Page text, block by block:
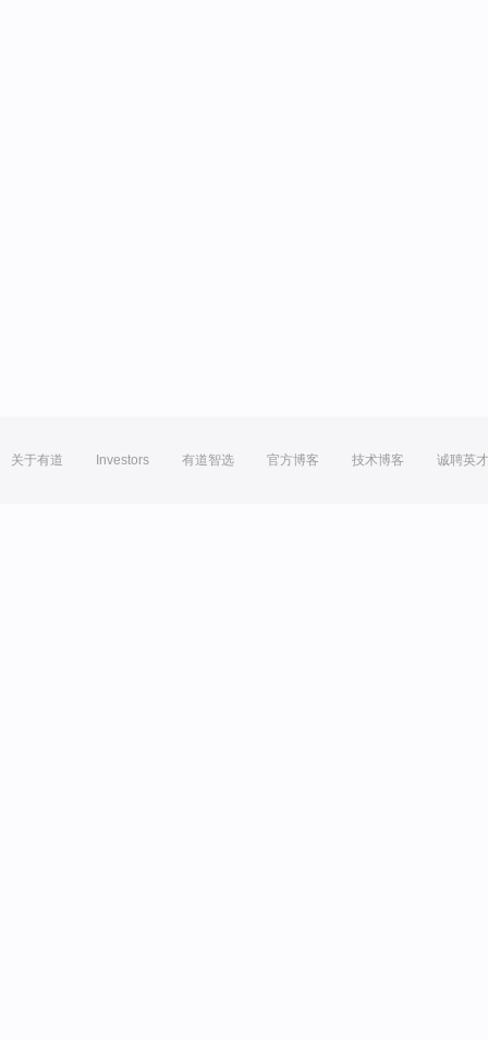
关于有道 Investors 有道智选 官方博客 技术博客 诚聘英才